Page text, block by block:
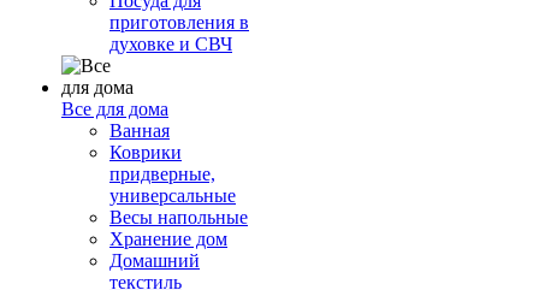
приготовления в
духовке и СВЧ
Все для дома
Ванная
Коврики
придверные,
универсальные
Весы напольные
Хранение дом
Домашний
текстиль